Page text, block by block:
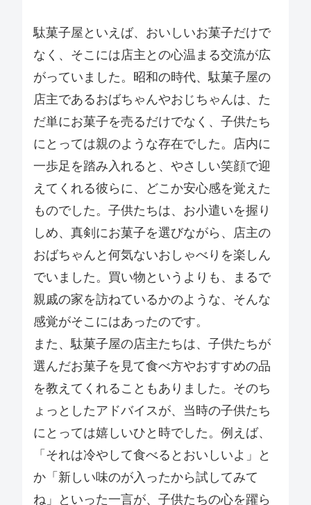
駄菓子屋といえば、おいしいお菓子だけで
なく、そこには店主との心温まる交流が広
がっていました。昭和の時代、駄菓子屋の
店主であるおばちゃんやおじちゃんは、た
だ単にお菓子を売るだけでなく、子供たち
にとっては親のような存在でした。店内に
一歩足を踏み入れると、やさしい笑顔で迎
えてくれる彼らに、どこか安心感を覚えた
ものでした。子供たちは、お小遣いを握り
しめ、真剣にお菓子を選びながら、店主の
おばちゃんと何気ないおしゃべりを楽しん
でいました。買い物というよりも、まるで
親戚の家を訪ねているかのような、そんな
感覚がそこにはあったのです。
また、駄菓子屋の店主たちは、子供たちが
選んだお菓子を見て食べ方やおすすめの品
を教えてくれることもありました。そのち
ょっとしたアドバイスが、当時の子供たち
にとっては嬉しいひと時でした。例えば、
「それは冷やして食べるとおいしいよ」と
か「新しい味のが入ったから試してみて
ね」といった一言が、子供たちの心を躍ら